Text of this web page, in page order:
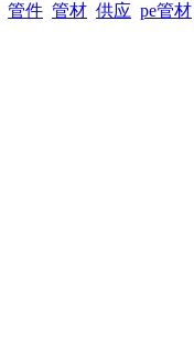
管件 管材 供应 pe管材